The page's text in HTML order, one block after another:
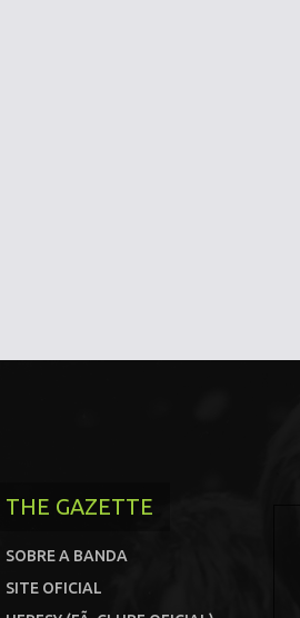
THE GAZETTE
SOBRE A BANDA
SITE OFICIAL